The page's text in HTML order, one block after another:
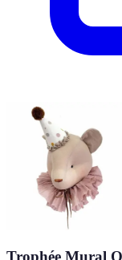
Trophée Mural